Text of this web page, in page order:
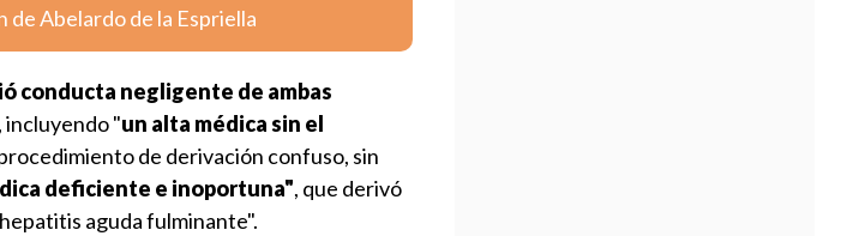
de Abelardo de la Espriella
conducta negligente de ambas
incluyendo "un alta médica sin el
de derivación confuso, sin
deficiente e inoportuna", que derivó
aguda fulminante".